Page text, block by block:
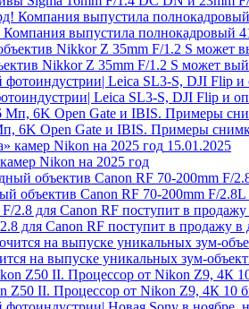
Компания выпустила полнокадровый
Nikkor Z 35mm F/1.2 S может
Leica SL3-S, DJI Flip и
6K Open Gate и IBIS. Примеры
15.01.2025
Nikon на 2025 год
объектив Canon RF 70-200mm F/
для Canon RF поступит в продажу в
на выпуске уникальных зум-
Z50 II. Процессор от Nikon Z9, 4К 10